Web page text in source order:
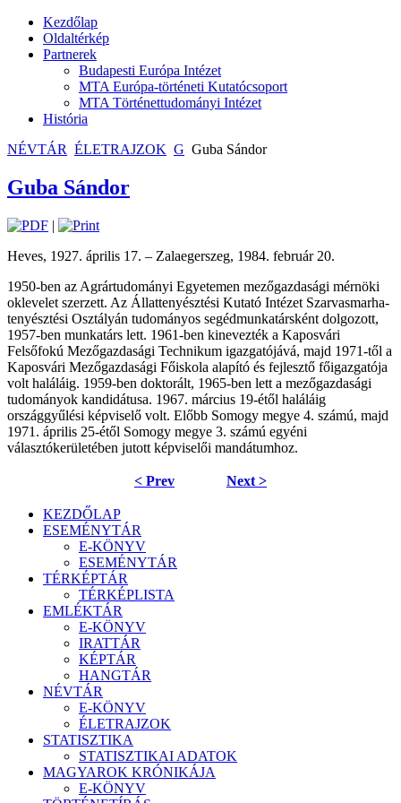
Kezdőlap
Oldaltérkép
Partnerek
Budapesti Európa Intézet
MTA Európa-történeti Kutatócsoport
MTA Történettudományi Intézet
História
NÉVTÁR ÉLETRAJZOK G Guba Sándor
Guba Sándor
|
Heves, 1927. április 17. – Zalaegerszeg, 1984. február 20.
1950-ben az Agrártudományi Egyetemen mezőgazdasági mérnöki
oklevelet szerzett. Az Állattenyésztési Kutató Intézet Szarvasmarha-
tenyésztési Osztályán tudományos segédmunkatársként dolgozott,
1957-ben munkatárs lett. 1961-ben kinevezték a Kaposvári
Felsőfokú Mezőgazdasági Technikum igazgatójává, majd 1971-től a
Kaposvári Mezőgazdasági Főiskola alapító és fejlesztő főigazgatója
volt haláláig. 1959-ben doktorált, 1965-ben lett a mezőgazdasági
tudományok kandidátusa. 1967. március 19-étől haláláig
országgyűlési képviselő volt. Előbb Somogy megye 4. számú, majd
1971. április 25-étől Somogy megye 3. számú egyéni
választókerületében jutott képviselői mandátumhoz.
< Prev Next >
KEZDŐLAP
ESEMÉNYTÁR
E-KÖNYV
ESEMÉNYTÁR
TÉRKÉPTÁR
TÉRKÉPLISTA
EMLÉKTÁR
E-KÖNYV
IRATTÁR
KÉPTÁR
HANGTÁR
NÉVTÁR
E-KÖNYV
ÉLETRAJZOK
STATISZTIKA
STATISZTIKAI ADATOK
MAGYAROK KRÓNIKÁJA
E-KÖNYV